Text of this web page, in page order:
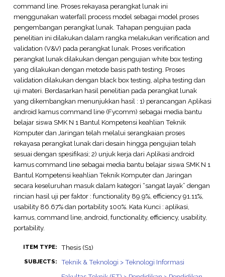
command line. Proses rekayasa perangkat lunak ini
menggunakan waterfall process model sebagai model proses
pengembangan perangkat lunak. Tahapan pengujian pada
penelitian ini dilakukan dalam rangka melakukan verification and
validation (V&V) pada perangkat lunak. Proses verification
perangkat lunak dilakukan dengan pengujian white box testing
yang dilakukan dengan metode basis path testing. Proses
validation dilakukan dengan black box testing, alpha testing dan
uji materi. Berdasarkan hasil penelitian pada perangkat lunak
yang dikembangkan menunjukkan hasil : 1) perancangan Aplikasi
android kamus command line (Fycomm) sebagai media bantu
belajar siswa SMK N 1 Bantul Kompetensi keahlian Teknik
Komputer dan Jaringan telah melalui serangkaian proses
rekayasa perangkat lunak dari desain hingga pengujian telah
sesuai dengan spesifikasi; 2) unjuk kerja dari Aplikasi android
kamus command line sebagai media bantu belajar siswa SMK N 1
Bantul Kompetensi keahlian Teknik Komputer dan Jaringan
secara keseluruhan masuk dalam kategori “sangat layak” dengan
rincian hasil uji per faktor : functionality 89.9%, efficiency 91.11%,
usability 86.67% dan portability 100%. Kata Kunci : aplikasi,
kamus, command line, android, functionality, efficiency, usability,
portability.
ITEM TYPE: Thesis (S1)
SUBJECTS:
Teknik & Teknologi > Teknologi Informasi